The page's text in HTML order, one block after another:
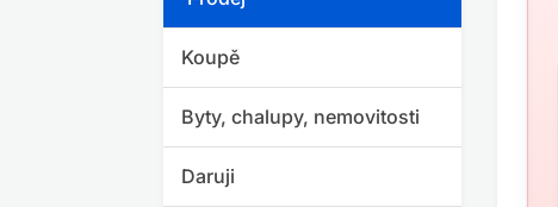
Koupě
Byty, chalupy, nemovitosti
Daruji